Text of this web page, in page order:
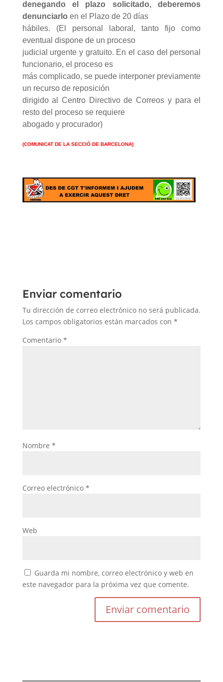
denegando el plazo solicitado, deberemos
denunciarlo en el Plazo de 20 días
hábiles. (El personal laboral, tanto fijo como
eventual dispone de un proceso
judicial urgente y gratuito. En el caso del personal
funcionario, el proceso es
más complicado, se puede interponer previamente
un recurso de reposición
dirigido al Centro Directivo de Correos y para el
resto del proceso se requiere
abogado y procurador)
(COMUNICAT DE LA SECCIÓ DE BARCELONA)
Enviar comentario
Tu dirección de correo electrónico no será publicada.
Los campos obligatorios están marcados con *
Comentario *
Nombre *
Correo electrónico *
Web
Guarda mi nombre, correo electrónico y web en
este navegador para la próxima vez que comente.